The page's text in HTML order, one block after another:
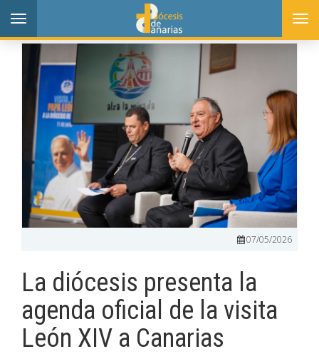
Toggle
navigation
07/05/2026
La diócesis presenta la
agenda oficial de la visita
León XIV a Canarias